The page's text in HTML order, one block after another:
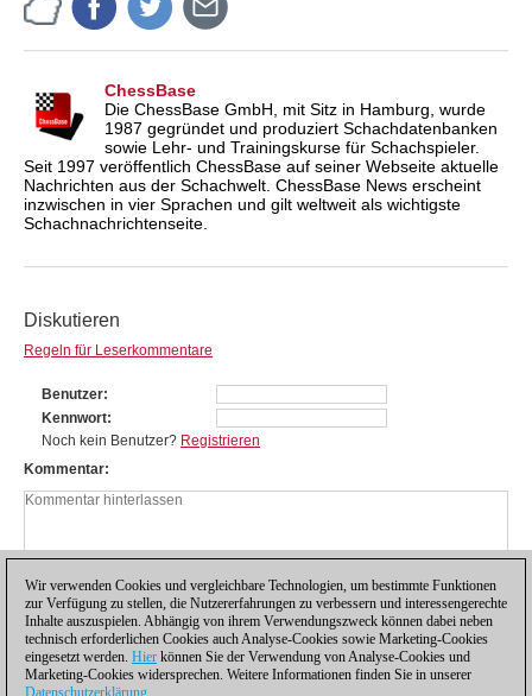
ChessBase
Die ChessBase GmbH, mit Sitz in Hamburg, wurde
1987 gegründet und produziert Schachdatenbanken
sowie Lehr- und Trainingskurse für Schachspieler.
Seit 1997 veröffentlich ChessBase auf seiner Webseite aktuelle
Nachrichten aus der Schachwelt. ChessBase News erscheint
inzwischen in vier Sprachen und gilt weltweit als wichtigste
Schachnachrichtenseite.
Diskutieren
Regeln für Leserkommentare
Benutzer
Kennwort
Noch kein Benutzer? Registrieren
Kommentar
Wir verwenden Cookies und vergleichbare Technologien, um bestimmte Funktionen
zur Verfügung zu stellen, die Nutzererfahrungen zu verbessern und interessengerechte
Inhalte auszuspielen. Abhängig von ihrem Verwendungszweck können dabei neben
technisch erforderlichen Cookies auch Analyse-Cookies sowie Marketing-Cookies
eingesetzt werden. Hier können Sie der Verwendung von Analyse-Cookies und
Marketing-Cookies widersprechen. Weitere Informationen finden Sie in unserer
Datenschutzerklärung